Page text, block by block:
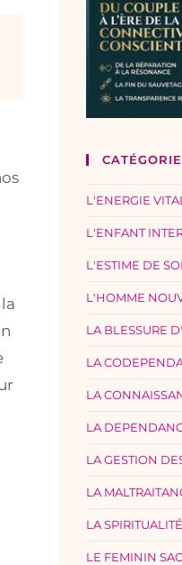
L'ENERGIE
L'ENFANT
L'ESTIME DE SOI
L'HOMME
LA BLESSURE
LA
LA
LA
LA GESTION
LA
LA SPIRITUALITÉ
LE FEMININ